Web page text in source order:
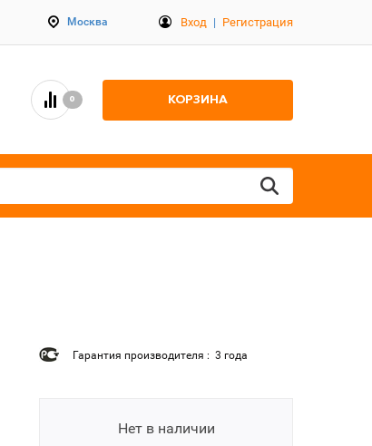
Москва Вход | Регистрация
0 КОРЗИНА
Гарантия производителя : 3 года
Нет в наличии